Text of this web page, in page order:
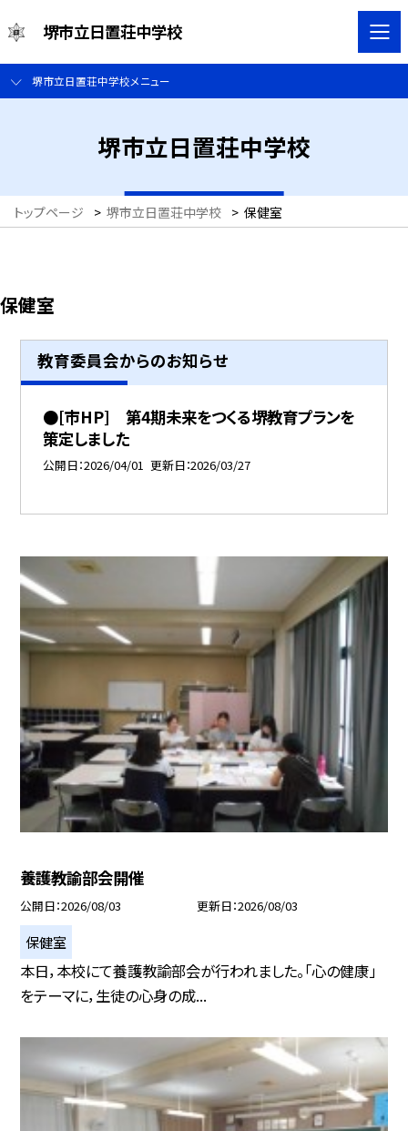
堺市立日置荘中学校
堺市立日置荘中学校メニュー
堺市立日置荘中学校
トップページ > 堺市立日置荘中学校 > 保健室
保健室
教育委員会からのお知らせ
●[市HP] 第4期未来をつくる堺教育プランを
策定しました
公開日 2026/04/01 更新日 2026/03/27
養護教諭部会開催
公開日 2026/08/03 更新日 2026/08/03
保健室
本日，本校にて養護教諭部会が行われました。「心の健康」
をテーマに，生徒の心身の成...